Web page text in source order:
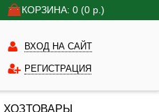
КОРЗИНА: 0 (0 р.)
ВХОД НА САЙТ
РЕГИСТРАЦИЯ
ХОЗТОВАРЫ